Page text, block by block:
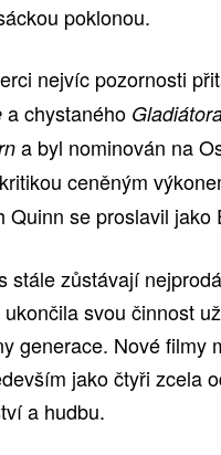
poklonou.
nejvíc pozornosti
a chystaného
a byl nominován na
ceněným
Quinn se proslavil jako
stále zůstávají
ukončila svou činnost
generace. Nové filmy
jako čtyři zcela
a hudbu.